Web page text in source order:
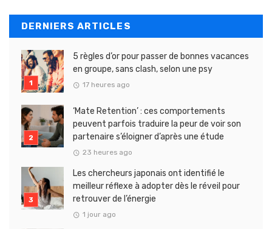
DERNIERS ARTICLES
5 règles d’or pour passer de bonnes vacances
en groupe, sans clash, selon une psy
17 heures ago
‘Mate Retention’ : ces comportements
peuvent parfois traduire la peur de voir son
partenaire s’éloigner d’après une étude
23 heures ago
Les chercheurs japonais ont identifié le
meilleur réflexe à adopter dès le réveil pour
retrouver de l’énergie
1 jour ago